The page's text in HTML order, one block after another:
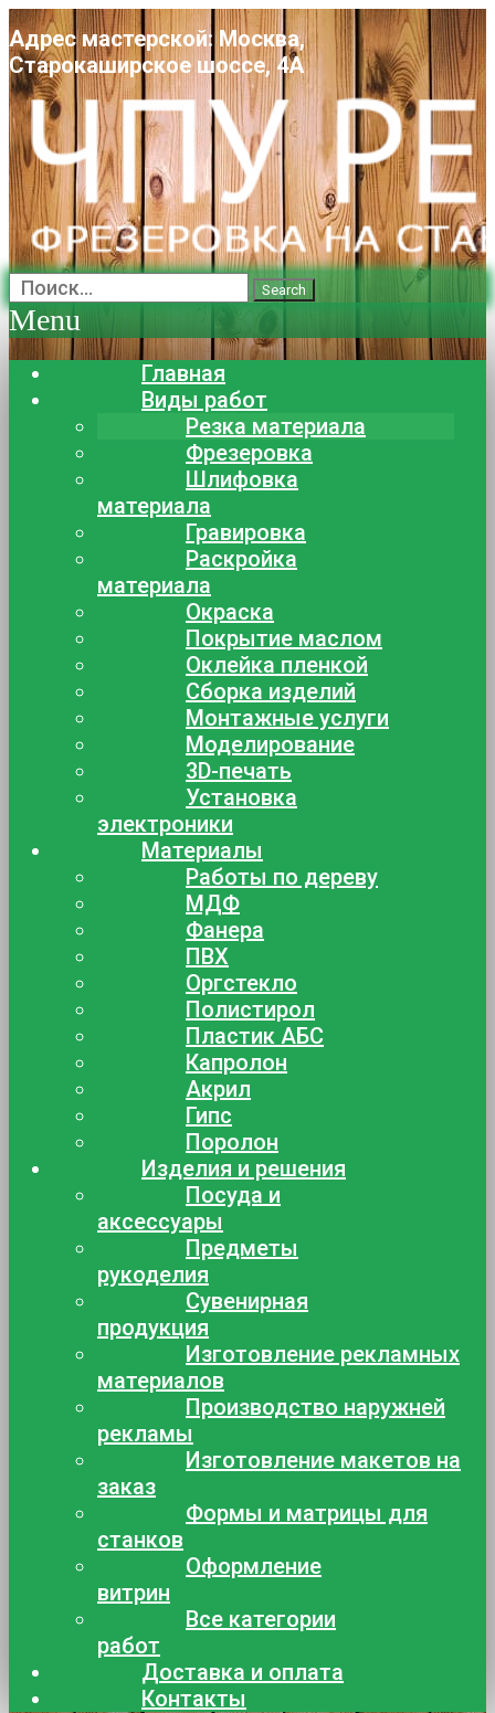
Адрес мастерской: Москва,
Старокаширское шоссе, 4А
Search
Menu
Главная
Виды работ
Резка материала
Фрезеровка
Шлифовка
материала
Гравировка
Раскройка
материала
Окраска
Покрытие маслом
Оклейка пленкой
Сборка изделий
Монтажные услуги
Моделирование
3D-печать
Установка
электроники
Материалы
Работы по дереву
МДФ
Фанера
ПВХ
Оргстекло
Полистирол
Пластик АБС
Капролон
Акрил
Гипс
Поролон
Изделия и решения
Посуда и
аксессуары
Предметы
рукоделия
Сувенирная
продукция
Изготовление рекламных
материалов
Производство наружней
рекламы
Изготовление макетов на
заказ
Формы и матрицы для
станков
Оформление
витрин
Все категории
работ
Доставка и оплата
Контакты